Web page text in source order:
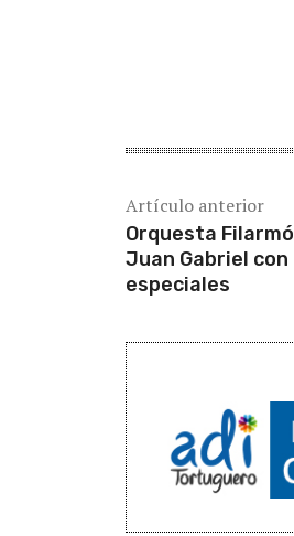
Artículo anterior
Orquesta
Juan Gabriel
especiales